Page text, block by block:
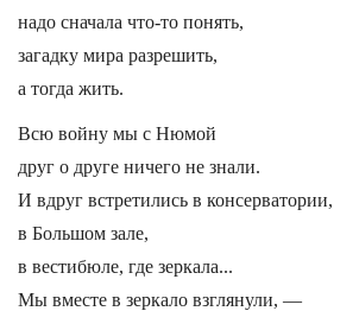
надо сначала что-то понять,
загадку мира разрешить,
а тогда жить.
Всю войну мы с Нюмой
друг о друге ничего не знали.
И вдруг встретились в консерватории,
в Большом зале,
в вестибюле, где зеркала...
Мы вместе в зеркало взглянули, —